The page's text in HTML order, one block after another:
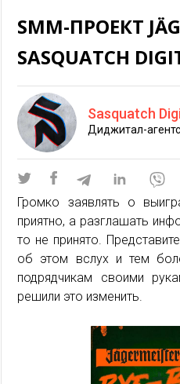
SMM-ПРОЕКТ
SASQUATCH
Sasquatch
Диджитал-
Громко заявлять о
приятно, а разглашать
то не принято.
об этом вслух и тем
подрядчикам своими
решили это изменить.